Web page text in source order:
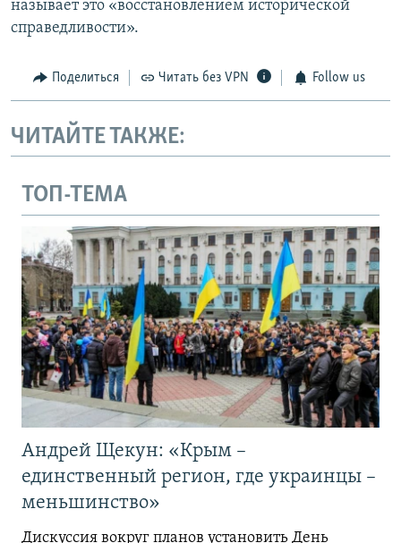
называет это «восстановлением исторической
справедливости».
Поделиться Читать без VPN Follow us
ЧИТАЙТЕ ТАКЖЕ:
ТОП-ТЕМА
Андрей Щекун: «Крым –
единственный регион, где украинцы –
меньшинство»
Дискуссия вокруг планов установить День